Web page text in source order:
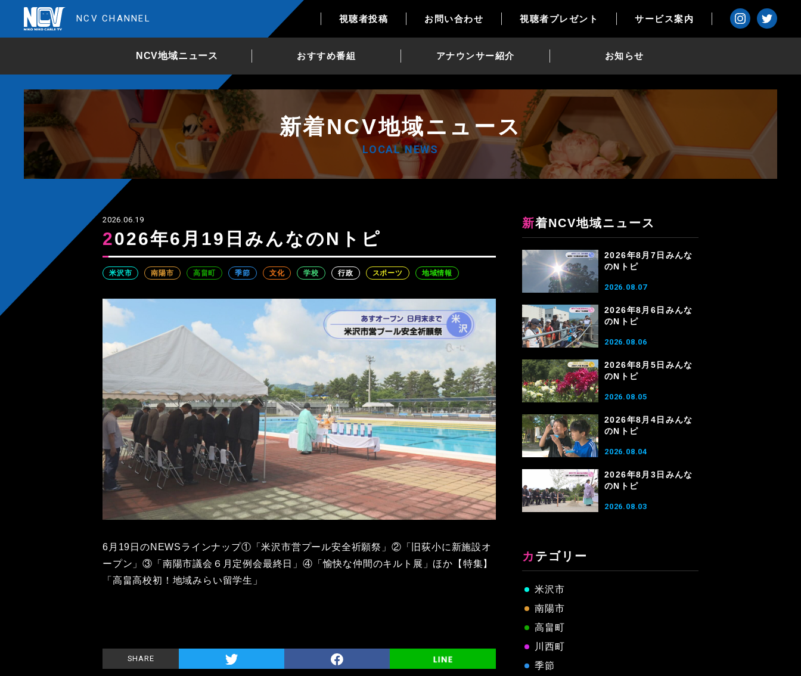
NCV CHANNEL 視聴者投稿 お問い合わせ 視聴者プレゼント サービス案内
NCV地域ニュース おすすめ番組 アナウンサー紹介 お知らせ
新着NCV地域ニュース
LOCAL NEWS
2026.06.19
2026年6月19日みんなのNトピ
米沢市 南陽市 高畠町 季節 文化 学校 行政 スポーツ 地域情報
6月19日のNEWSラインナップ①「米沢市営プール安全祈願祭」②「旧荻小に新施設オ
ープン」③「南陽市議会６月定例会最終日」④「愉快な仲間のキルト展」ほか【特集】
「高畠高校初！地域みらい留学生」
SHARE
新着NCV地域ニュース
2026年8月7日みんな
のNトピ
2026.08.07
2026年8月6日みんな
のNトピ
2026.08.06
2026年8月5日みんな
のNトピ
2026.08.05
2026年8月4日みんな
のNトピ
2026.08.04
2026年8月3日みんな
のNトピ
2026.08.03
カテゴリー
米沢市
南陽市
高畠町
川西町
季節